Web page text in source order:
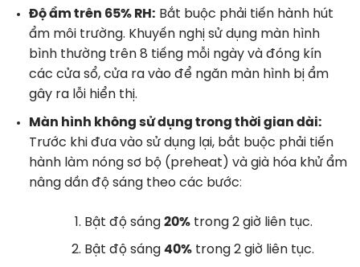
Độ ẩm trên 65% RH: Bắt buộc phải tiến hành hút
ẩm môi trường. Khuyến nghị sử dụng màn hình
bình thường trên 8 tiếng mỗi ngày và đóng kín
các cửa sổ, cửa ra vào để ngăn màn hình bị ẩm
gây ra lỗi hiển thị.
Màn hình không sử dụng trong thời gian dài:
Trước khi đưa vào sử dụng lại, bắt buộc phải tiến
hành làm nóng sơ bộ (preheat) và già hóa khử ẩm
nâng dần độ sáng theo các bước:
Bật độ sáng 20%trong 2 giờ liên tục.
Bật độ sáng 40%trong 2 giờ liên tục.